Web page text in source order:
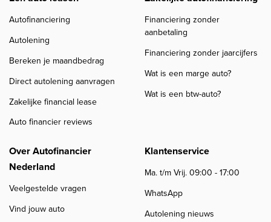
Autofinanciering
Autolening
Bereken je maandbedrag
Direct autolening aanvragen
Zakelijke financial lease
Auto financier reviews
Financiering zonder
aanbetaling
Financiering zonder jaarcijfers
Wat is een marge auto?
Wat is een btw-auto?
Over Autofinancier
Nederland
Veelgestelde vragen
Vind jouw auto
Klantenservice
Ma. t/m Vrij. 09:00 - 17:00
WhatsApp
Autolening nieuws